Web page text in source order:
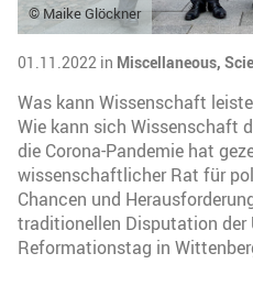
© Maike Glöckner
01.11.2022 in Miscellaneous,
Was kann Wissenschaft
Wie kann sich Wissenschaft
die Corona-Pandemie hat
wissenschaftlicher Rat für
Chancen und
traditionellen Disputation der
Reformationstag in